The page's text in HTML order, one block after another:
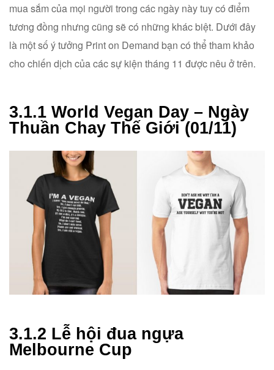
mua sắm của mọi người trong các ngày này tuy có điểm
tương đồng nhưng cũng sẽ có những khác biệt. Dưới đây
là một số ý tưởng Print on Demand bạn có thể tham khảo
cho chiến dịch của các sự kiện tháng 11 được nêu ở trên.
3.1.1 World Vegan Day – Ngày
Thuần Chay Thế Giới (01/11)
3.1.2 Lễ hội đua ngựa
Melbourne Cup